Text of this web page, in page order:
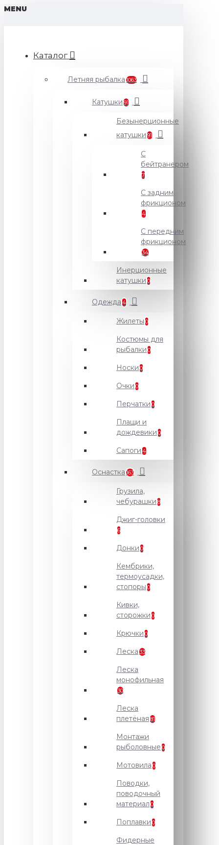
MENU
Каталог
Летняя рыбалка 1063
Катушки 91
Безынерционные
катушки 91
С
бейтранером
7
С задним
фрикционом
4
С передним
фрикционом
34
Инерционные
катушки 0
Одежда 4
Жилеты 0
Костюмы для
рыбалки 0
Носки 0
Очки 0
Перчатки 0
Плащи и
дождевики 0
Сапоги 4
Оснастка 163
Грузила,
чебурашки 8
Джиг-головки
6
Донки 0
Кембрики,
термоусадки,
стопоры 0
Кивки,
сторожки 0
Крючки 0
Леска 33
Леска
монофильная
30
Леска
плетёная 81
Монтажи
рыболовные 0
Мотовила 0
Поводки,
поводочный
материал 0
Поплавки 0
Фидерные